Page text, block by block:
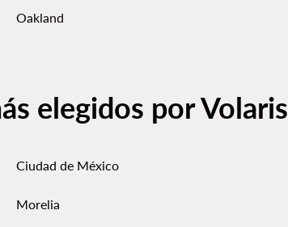
Oakland
elegidos por Volaris
Ciudad de México
Morelia